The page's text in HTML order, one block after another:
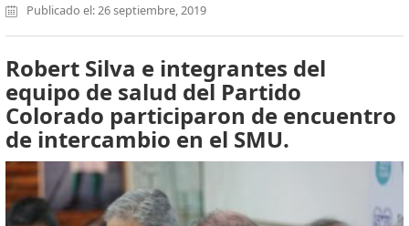
Publicado el: 26 septiembre, 2019
Robert Silva e integrantes del
equipo de salud del Partido
Colorado participaron de encuentro
de intercambio en el SMU.